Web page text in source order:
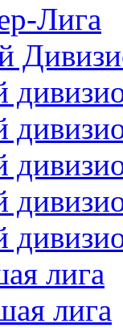
Лига
лига
лига